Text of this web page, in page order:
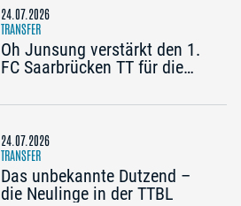
Königshofen): „Es kann viel
passieren“
24.07.2026
TRANSFER
Oh Junsung verstärkt den 1.
FC Saarbrücken TT für die
24.07.2026
TRANSFER
Das unbekannte Dutzend –
die Neulinge in der TTBL